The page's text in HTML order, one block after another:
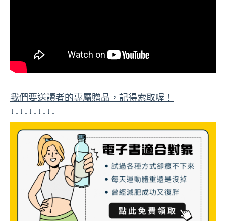
我們要送讀者的專屬贈品，記得索取喔！
↓↓↓↓↓↓↓↓↓↓